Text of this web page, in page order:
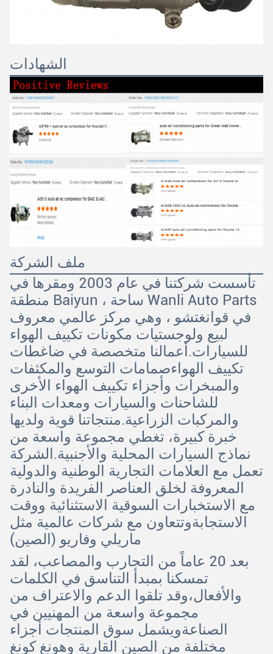
الشهادات
ملف الشركة
تأسست شركتنا في عام 2003 ومقرها في
منطقة Baiyun ، ساحة Wanli Auto Parts
في قوانغتشو ، وهي مركز عالمي معروف
لبيع ولوجستيات مكونات تكييف الهواء
للسيارات.أعمالنا متخصصة في ضاغطات
تكييف الهواءصمامات التوسع والمكثفات
والمبخرات وأجزاء تكييف الهواء الأخرى
للشاحنات والسيارات ومعدات البناء
والمركبات الزراعية.منتجاتنا قوية ولديها
خبرة كبيرة، تغطي مجموعة واسعة من
نماذج السيارات المحلية والأجنبية.الشركة
تعمل مع العلامات التجارية الوطنية والدولية
المعروفة لخلق العناصر الفريدة والنادرة
مع الاستخبارات السوقية الاستثنائية ووقت
الاستجابةوتتعاون مع شركات عالمية مثل
ماريلي وفاريو (الصين)
بعد 20 عاماً من التجارب والمصاعب، لقد
تمسكنا بمبدأ التناسق في الكلمات
والأفعال،وقد تلقوا الدعم والاعتراف من
مجموعة واسعة من المهنيين في
الصناعةويشمل سوق المنتجات أجزاء
مختلفة من الصين القارية وهونغ كونغ